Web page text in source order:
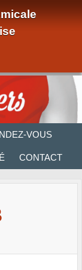
VOUS
CONTACT